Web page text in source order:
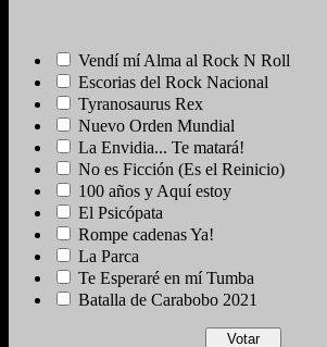
Vendí mí Alma al Rock N Roll
Escorias del Rock Nacional
Tyranosaurus Rex
Nuevo Orden Mundial
La Envidia... Te matará!
No es Ficción (Es el Reinicio)
100 años y Aquí estoy
El Psicópata
Rompe cadenas Ya!
La Parca
Te Esperaré en mí Tumba
Batalla de Carabobo 2021